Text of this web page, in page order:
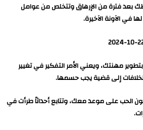
بعد فترة من الإرهاق وتتخلص من عوامل
في الآونة الآخيرة.
مهنتك، ويعني الأمر التفكير في تغيير
إلى قضية يجب حسمها.
الحب على موعد معك، وتتابع أحداثاً طرأت في